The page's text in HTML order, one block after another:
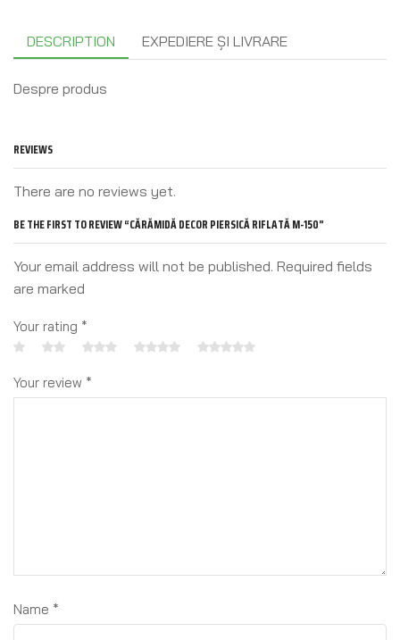
DESCRIPTION EXPEDIERE ȘI LIVRARE
Despre produs
REVIEWS
There are no reviews yet.
BE THE FIRST TO REVIEW “CĂRĂMIDĂ DECOR PIERSICĂ RIFLATĂ M-150”
Your email address will not be published. Required fields
are marked
Your rating *
Your review *
Name *